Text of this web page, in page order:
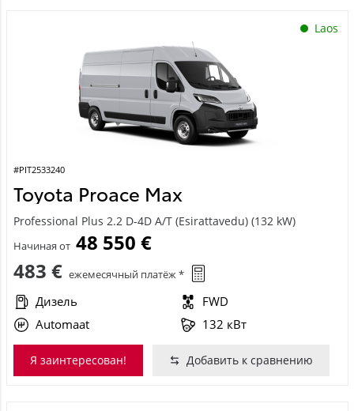
Laos
#PIT2533240
Toyota Proace Max
Professional Plus 2.2 D-4D A/T (Esirattavedu) (132 kW)
Начиная от 48 550 €
483 € ежемесячный платёж *
Дизель
FWD
Automaat
132 кВт
Я заинтересован! Добавить к сравнению